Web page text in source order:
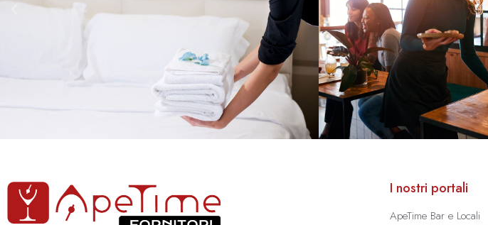
I nostri portali
ApeTime Bar e Locali